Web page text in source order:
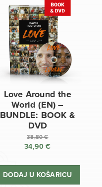
Love Around the
World (EN) –
BUNDLE: BOOK &
DVD
38,80€
Izvorna
bila
34,90€
cijena
DODAJ U KOŠARICU